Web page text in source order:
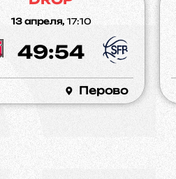
13 апреля, 17:10
49:54
Перово